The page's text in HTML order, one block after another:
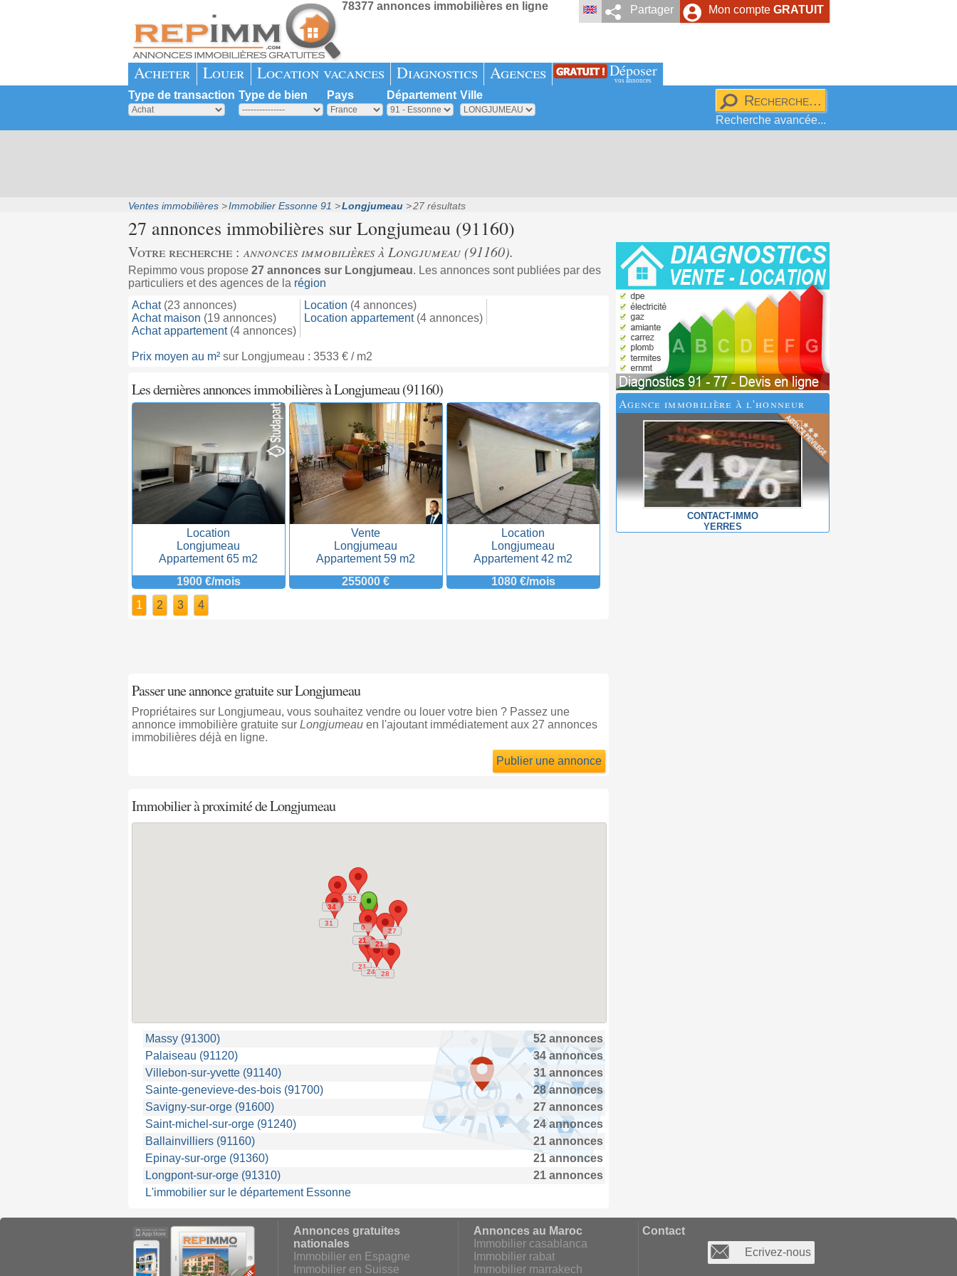
Mon compte GRATUIT
Partager
78377 annonces immobilières en ligne
Acheter Louer Location vacances Diagnostics Agences Déposer
vos annonces
Type de transaction Type de bien Pays Département Ville
Recherche avancée...
Ventes immobilières Immobilier Essonne 91 Longjumeau 27 résultats
27 annonces immobilières sur Longjumeau(91160)
Votre recherche :annonces immobilières à Longjumeau (91160).
Repimmo vous propose 27 annonces sur Longjumeau. Les annonces sont publiées par des
particuliers et des agences de la région
Achat(23 annonces)
Achat maison (19 annonces)
Achat appartement(4 annonces)
Location (4 annonces)
Location appartement(4 annonces)
Prix moyen au m²sur Longjumeau : 3533 € / m2
Les dernières annonces immobilières à Longjumeau (91160)
Location
Longjumeau
Appartement 65 m2
1900 €/mois
Vente
Longjumeau
Appartement 59 m2
255000 €
Location
Longjumeau
Appartement 42 m2
1080 €/mois
Vente
Location
1
2 3 4
Passer une annonce gratuite sur Longjumeau
Propriétaires sur Longjumeau, vous souhaitez vendre ou louer votre bien ? Passez une
annonce immobilière gratuite sur Longjumeauen l'ajoutant immédiatement aux 27 annonces
immobilières déjà en ligne.
Publier une annonce
Immobilier à proximitéde Longjumeau
52
34
31
28
0 27
24
21 21
21
52
34
31
28
0 27
24
21 21
21
Massy (91300)
52 annonces
Palaiseau (91120)
34 annonces
Villebon-sur-yvette (91140)
31 annonces
Sainte-genevieve-des-bois (91700)
28 annonces
Savigny-sur-orge (91600)
27 annonces
Saint-michel-sur-orge (91240)
24 annonces
Ballainvilliers (91160)
21 annonces
Epinay-sur-orge (91360)
21 annonces
Longpont-sur-orge (91310)
21 annonces
L'immobilier sur le département Essonne
Agence immobilière à l'honneur
CONTACT-IMMO
YERRES
Annonces gratuites
nationales
Immobilier en Espagne
Immobilier en Suisse
Annonces au Maroc
Immobilier casablanca
Immobilier rabat
Immobilier marrakech
Contact
Ecrivez-nous